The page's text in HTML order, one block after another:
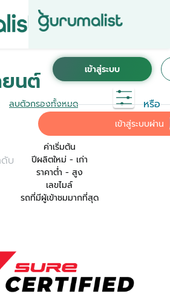
หรือ
เข้าสู่ระบบผ่าน
นต์
ลบตัวกรองทั้งหมด
ดับ
ค่าเริ่มต้น
ปีผลิตใหม่ - เก่า
ราคาต่ำ - สูง
เลขไมล์
รถที่มีผู้เข้าชมมากที่สุด
สะดวกที่สุด ระบบจะทำการเชื่อม
งาน KINTO ของคุณเข้ากับ
Gurumalist